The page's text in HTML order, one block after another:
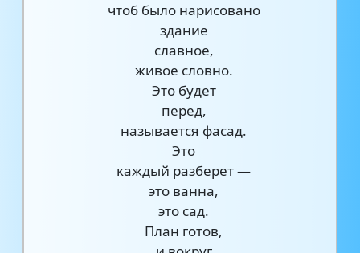
чтоб было нарисовано
здание
славное,
живое словно.
Это будет
перед,
называется фасад.
Это
каждый разберет —
это ванна,
это сад.
План готов,